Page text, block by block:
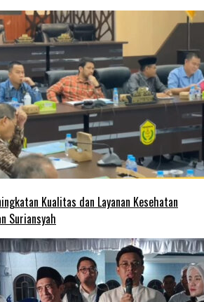
Kualitas dan Layanan Kesehatan
Suriansyah